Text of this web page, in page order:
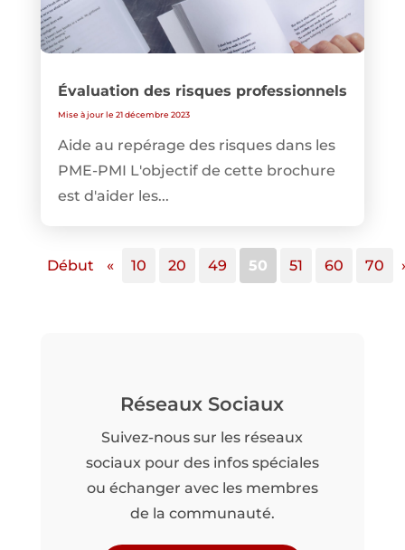
Évaluation des risques professionnels
Mise à jour le 21 décembre 2023
Aide au repérage des risques dans les
PME-PMI L'objectif de cette brochure
est d'aider les...
Début « 10 20 49 50 51 60 70
Réseaux Sociaux
Suivez-nous sur les réseaux
sociaux pour des infos spéciales
ou échanger avec les membres
de la communauté.